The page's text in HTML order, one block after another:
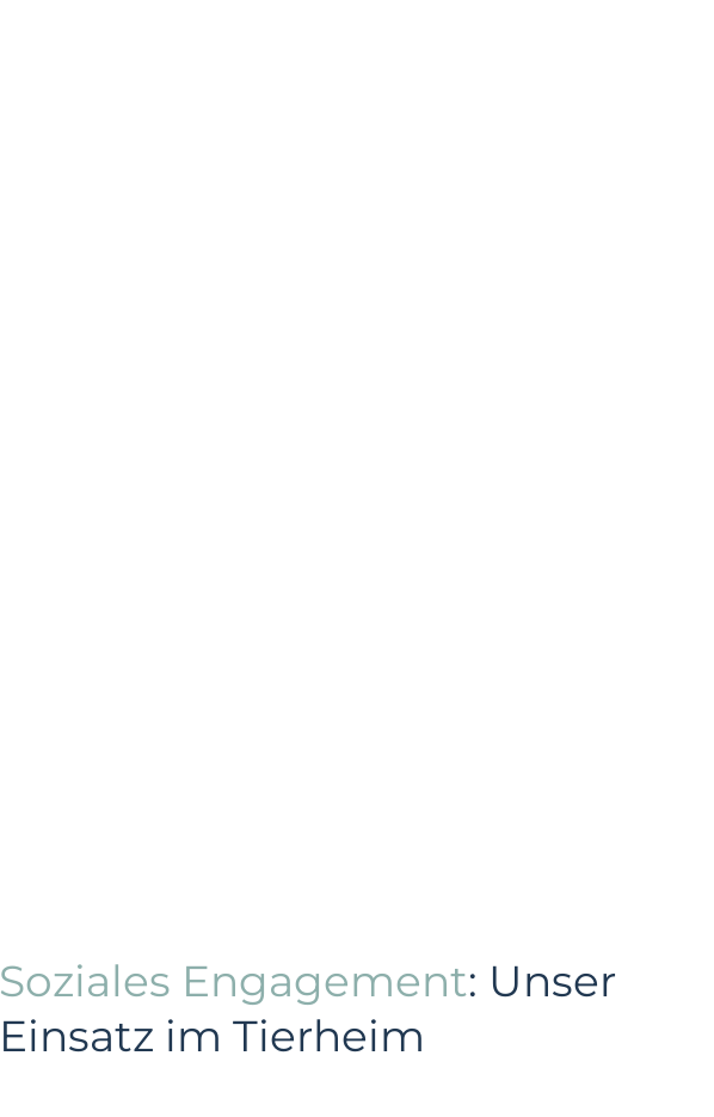
Soziales Engagement: Unser
Einsatz im Tierheim